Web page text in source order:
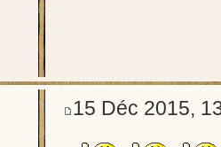
15 Déc 2015,